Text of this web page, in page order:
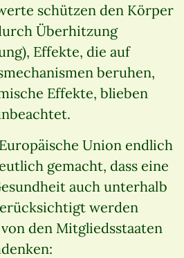
schützen den Körper
Überhitzung
Effekte, die auf
beruhen,
Effekte, blieben
Union endlich
gemacht, dass eine
auch unterhalb
werden
den Mitgliedsstaaten